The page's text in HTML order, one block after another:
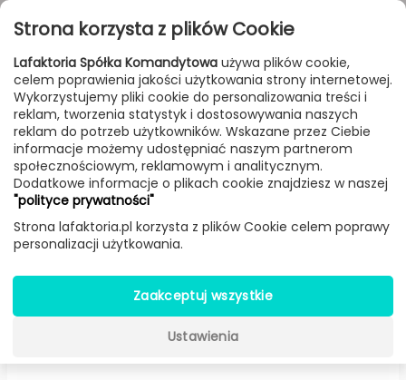
Przejdź do treści
FILTROWANIE & SORTOWANIE
Meble Producenci Normann Copenhagen Produkt
Fotel Ace skóra (Koniakowy) -
Normann Copenhagen
Strona korzysta z plików Cookie
Lafaktoria Spółka Komandytowa używa plików cookie,
celem poprawienia jakości użytkowania strony internetowej.
Wykorzystujemy pliki cookie do personalizowania treści i
reklam, tworzenia statystyk i dostosowywania naszych
reklam do potrzeb użytkowników. Wskazane przez Ciebie
informacje możemy udostępniać naszym partnerom
społecznościowym, reklamowym i analitycznym.
Dodatkowe informacje o plikach cookie znajdziesz w naszej
"polityce prywatności"
Strona lafaktoria.pl korzysta z plików Cookie celem poprawy
personalizacji użytkowania.
Zaakceptuj wszystkie
Ustawienia